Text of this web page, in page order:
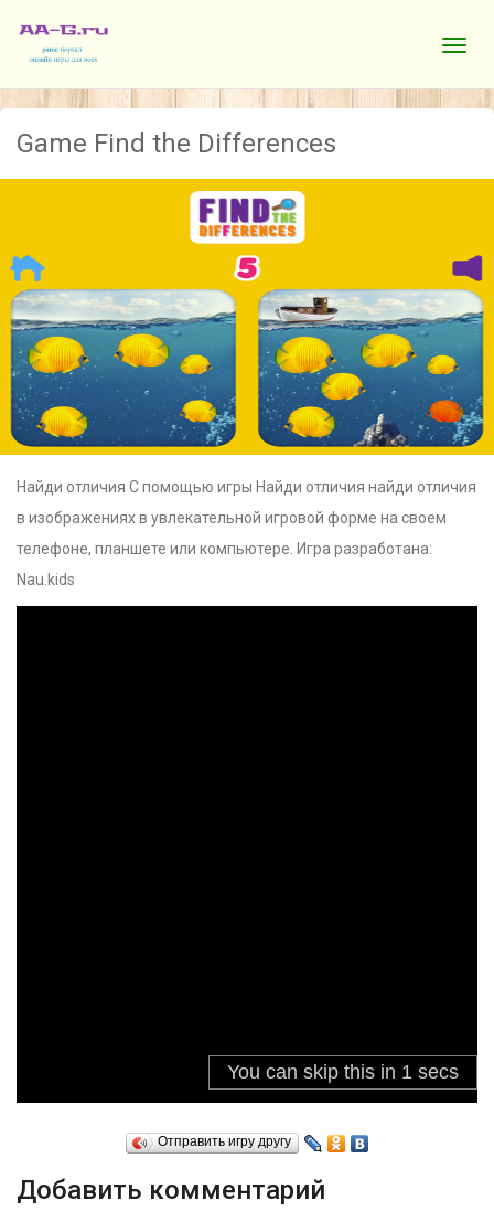
Game Find the Differences
Найди отличия С помощью игры Найди отличия найди отличия
в изображениях в увлекательной игровой форме на своем
телефоне, планшете или компьютере. Игра разработана:
Nau.kids
Отправить игру другу
Добавить комментарий